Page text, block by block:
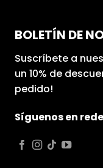
BOLETÍN DE
Suscríbete a
un 10% de
pedido!
Síguenos en